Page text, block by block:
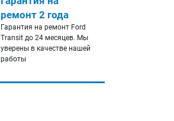
ремонт 2 года
Гарантия на ремонт Ford
Transit до 24 месяцев. Мы
уверены в качестве нашей
работы